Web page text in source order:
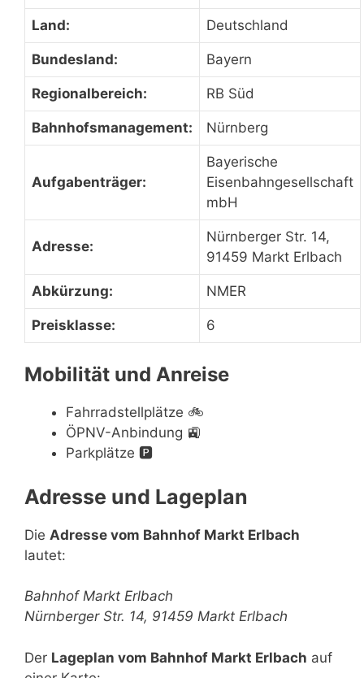
Land: Deutschland
Bundesland: Bayern
Regionalbereich: RB Süd
Bahnhofsmanagement: Nürnberg
Aufgabenträger:
Bayerische
Eisenbahngesellschaft
mbH
Adresse:
Nürnberger Str. 14,
91459 Markt Erlbach
Abkürzung: NMER
Preisklasse: 6
Mobilität und Anreise
Fahrradstellplätze 🚲
ÖPNV-Anbindung 🚉
Parkplätze 🅿️
Adresse und Lageplan
Die Adresse vom Bahnhof Markt Erlbach
lautet:
Bahnhof Markt Erlbach
Nürnberger Str. 14, 91459 Markt Erlbach
Der Lageplan vom Bahnhof Markt Erlbach auf